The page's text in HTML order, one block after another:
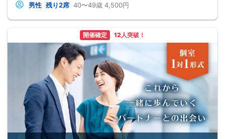
男性 残り2席 40〜49歳 4,500円
開催確定 12人突破！